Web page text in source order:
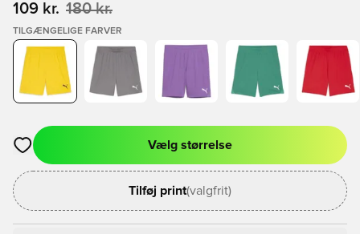
109 kr. 180 kr.
TILGÆNGELIGE FARVER
Åbner en Modal til at logge ind eller tilmelde dig som medlem
Vælg størrelse
Tilføj print(valgfrit)